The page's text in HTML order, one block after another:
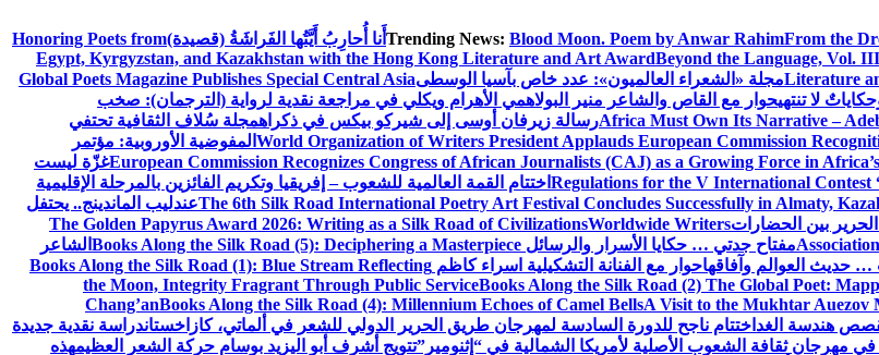
Trending News: Blood Moon. Poem by Anwar RahimFrom the أَنا أُحارِبُ أَيَّتُها الفَراشَةُ (قصيدة)Honoring Poets from
Egypt, Kyrgyzstan, and Kazakhstan with the Hong Kong Literature and Art AwardBeyond the Language, Vol.
Literatureمجلة «الشعراء العالميون»: عدد خاص بآسيا الوسطىGlobal Poets Magazine Publishes Special Central Asia
لا تنتهيحوار مع القاص والشاعر منير البولاهمي الأهرام ويكلي في مراجعة نقدية لرواية (الترجمان): صخب
Africa Must Own Its Narrative –رسالة زيرفان أوسى إلى شيركو بيكس في ذكراهمجلة سُلاف الثقافية تحتفي
World Organization of Writers President Applauds European Commission المفوضية الأوروبية: مؤتمر
European Commission Recognizes Congress of African Journalists (CAJ) as a Growing Force inغزّة ليست
Regulations for the V International Contest اختتام القمة العالمية للشعوب – إفريقيا وتكريم الفائزين بالمرحلة الإقليمية
The 6th Silk Road International Poetry Art Festival Concludes Successfully in Almaty,عندليب الماندينج.. يحتفل
The Golden Papyrus Award 2026: Writing as a Silk Road of CivilizationsWorldwide Writers
مفتاح جدتي … حكايا الأسرار والرسائل Books Along the Silk Road (5): Deciphering a Masterpiece الشاعر
حديث العوالم وآفاقهاحوار مع الفنانة التشكيلية اسراء كاظم Books Along the Silk Road (1): Blue Stream Reflecting
the Moon, Integrity Fragrant Through Public ServiceBooks Along the Silk Road (2) The Global Poet:
Chang’anBooks Along the Silk Road (4): Millennium Echoes of Camel BellsA Visit to the Mukhtar Auezov
هندسة الغد اختتام ناجح للدورة السادسة لمهرجان طريق الحرير الدولي للشعر في ألماتي، كازاخستاندراسة نقدية جديدة
مهرجان ثقافة الشعوب الأصلية لأمريكا الشمالية في “إثنومير”تتويج أشرف أبو اليزيد بوسام حركة الشعر العظيمهذه